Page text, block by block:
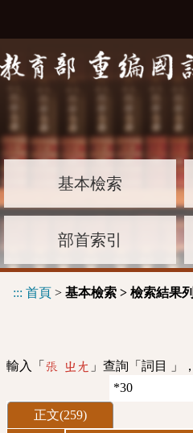
基本檢索
部首索引
::: 首頁 > 基本檢索 > 檢索結果
輸入「 張 ㄓㄤ 」查詢「詞目 」
正文(259)